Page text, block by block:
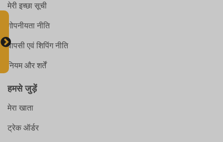
मेरी इच्छा सूची
गोपनीयता नीति
वापसी एवं शिपिंग नीति
नियम और शर्तें
हमसे जुड़ें
मेरा खाता
ट्रेक ऑर्डर